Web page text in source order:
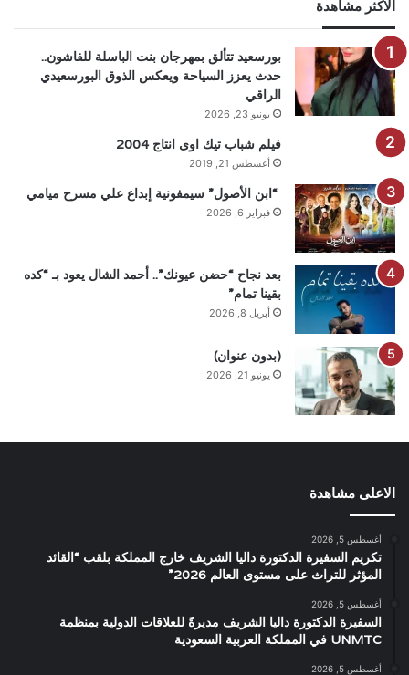
الاكثر مشاهدة
بورسعيد تتألق بمهرجان بنت الباسلة للفاشون..
حدث يعزز السياحة ويعكس الذوق البورسعيدي
الراقي
يونيو 23, 2026
فيلم شباب تيك اوى انتاج 2004
أغسطس 21, 2019
“ابن الأصول” سيمفونية إبداع علي مسرح ميامي
فبراير 6, 2026
بعد نجاح “حضن عيونك”.. أحمد الشال يعود بـ “كده
بقينا تمام”
أبريل 8, 2026
(بدون عنوان)
يونيو 21, 2026
الاعلى مشاهدة
أغسطس 5, 2026
تكريم السفيرة الدكتورة داليا الشريف خارج المملكة بلقب “القائد
المؤثر للتراث على مستوى العالم 2026”
أغسطس 5, 2026
السفيرة الدكتورة داليا الشريف مديرةً للعلاقات الدولية بمنظمة
UNMTC في المملكة العربية السعودية
أغسطس 5, 2026